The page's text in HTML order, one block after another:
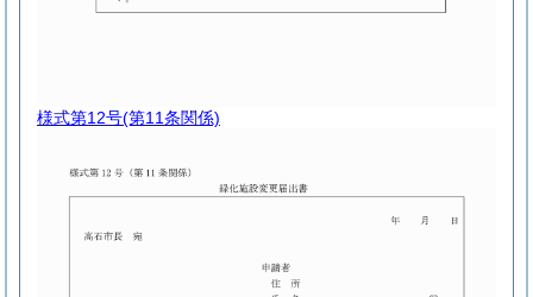
様式第12号(第11条関係)